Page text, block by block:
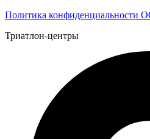
Политика
Триатлон-центры